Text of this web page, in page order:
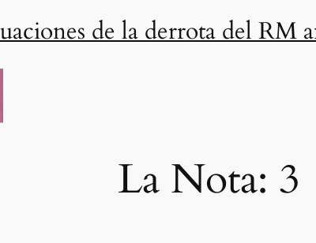
de la derrota del RM
La Nota: 3